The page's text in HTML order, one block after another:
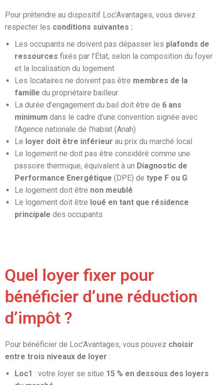
Pour prétendre au dispositif Loc’Avantages, vous devez
respecter les conditions suivantes :
Les occupants ne doivent pas dépasser les plafonds de
ressources fixés par l’État, selon la composition du foyer
et la localisation du logement
Les locataires ne doivent pas être membres de la
famille du propriétaire bailleur
La durée d’engagement du bail doit être de 6 ans
minimum dans le cadre d’une convention signée avec
l’Agence nationale de l’habiat (Anah)
Le loyer doit être inférieur au prix du marché local
Le logement ne doit pas être considéré comme une
passoire thermique, équivalent à un Diagnostic de
Performance Energétique (DPE) de type F ou G
Le logement doit être non meublé
Le logement doit être loué en tant que résidence
principale des occupants
Quel loyer fixer pour
bénéficier d’une réduction
d’impôt ?
Pour bénéficier de Loc’Avantages, vous pouvez choisir
entre trois niveaux de loyer :
Loc1 : votre loyer se situe 15 % en dessous des loyers